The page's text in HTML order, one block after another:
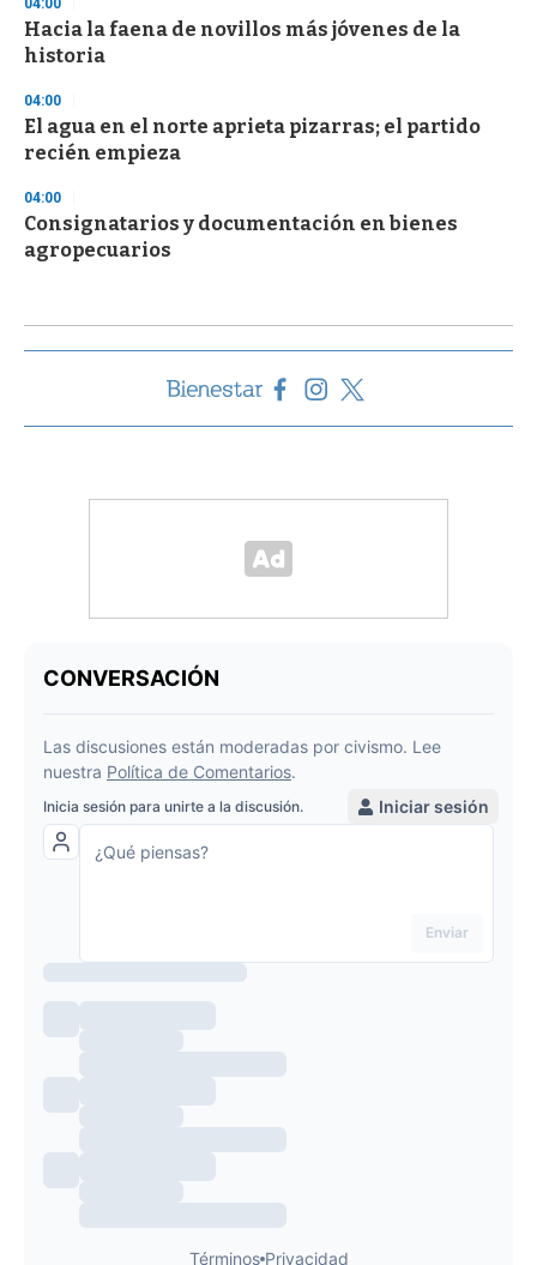
04:00
Hacia la faena de novillos más jóvenes de la
historia
04:00
El agua en el norte aprieta pizarras; el partido
recién empieza
04:00
Consignatarios y documentación en bienes
agropecuarios